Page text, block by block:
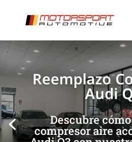
Reemplazo
Audi
Descubre
compresor aire
[/et_pb_slide] [/et_pb_slide]